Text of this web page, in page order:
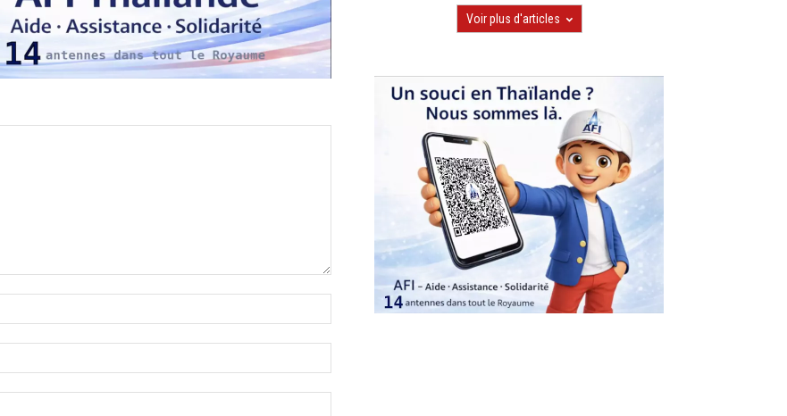
Voir plus d'articles